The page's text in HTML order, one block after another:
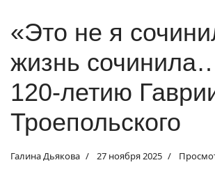
«Это не я
жизнь
120-летию
Троепольского
Галина Дьякова 27 ноября 2025